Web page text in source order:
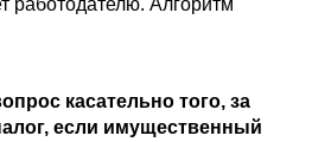
работодателю. Алгоритм
касательно того, за
если имущественный